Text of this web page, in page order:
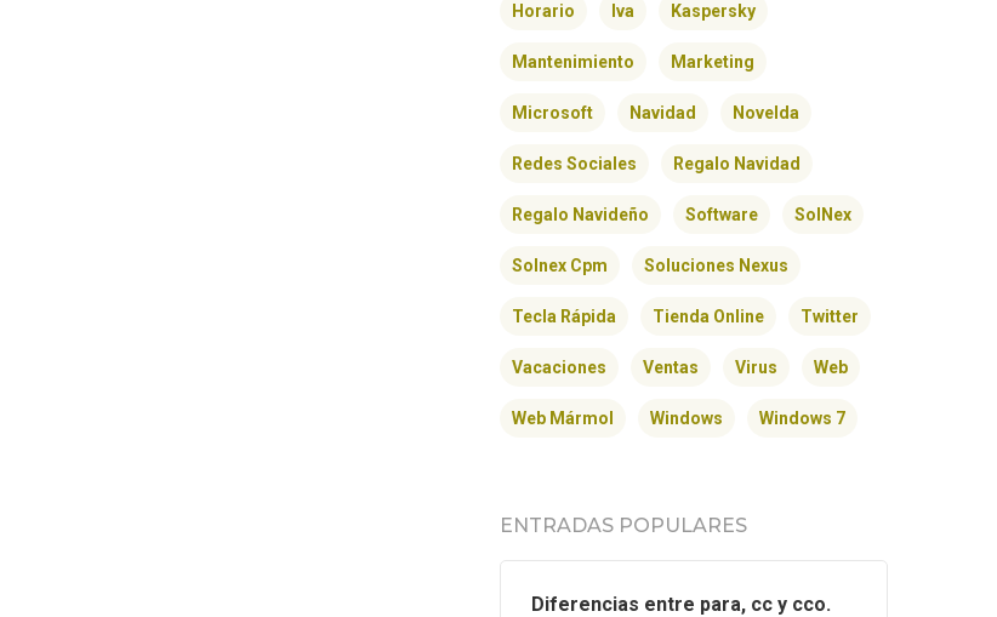
Horario Iva Kaspersky
Mantenimiento Marketing
Microsoft Navidad Novelda
Redes Sociales Regalo Navidad
Regalo Navideño Software SolNex
Solnex Cpm Soluciones Nexus
Tecla Rápida Tienda Online Twitter
Vacaciones Ventas Virus Web
Web Mármol Windows Windows 7
ENTRADAS POPULARES
Diferencias entre para, cc y cco.